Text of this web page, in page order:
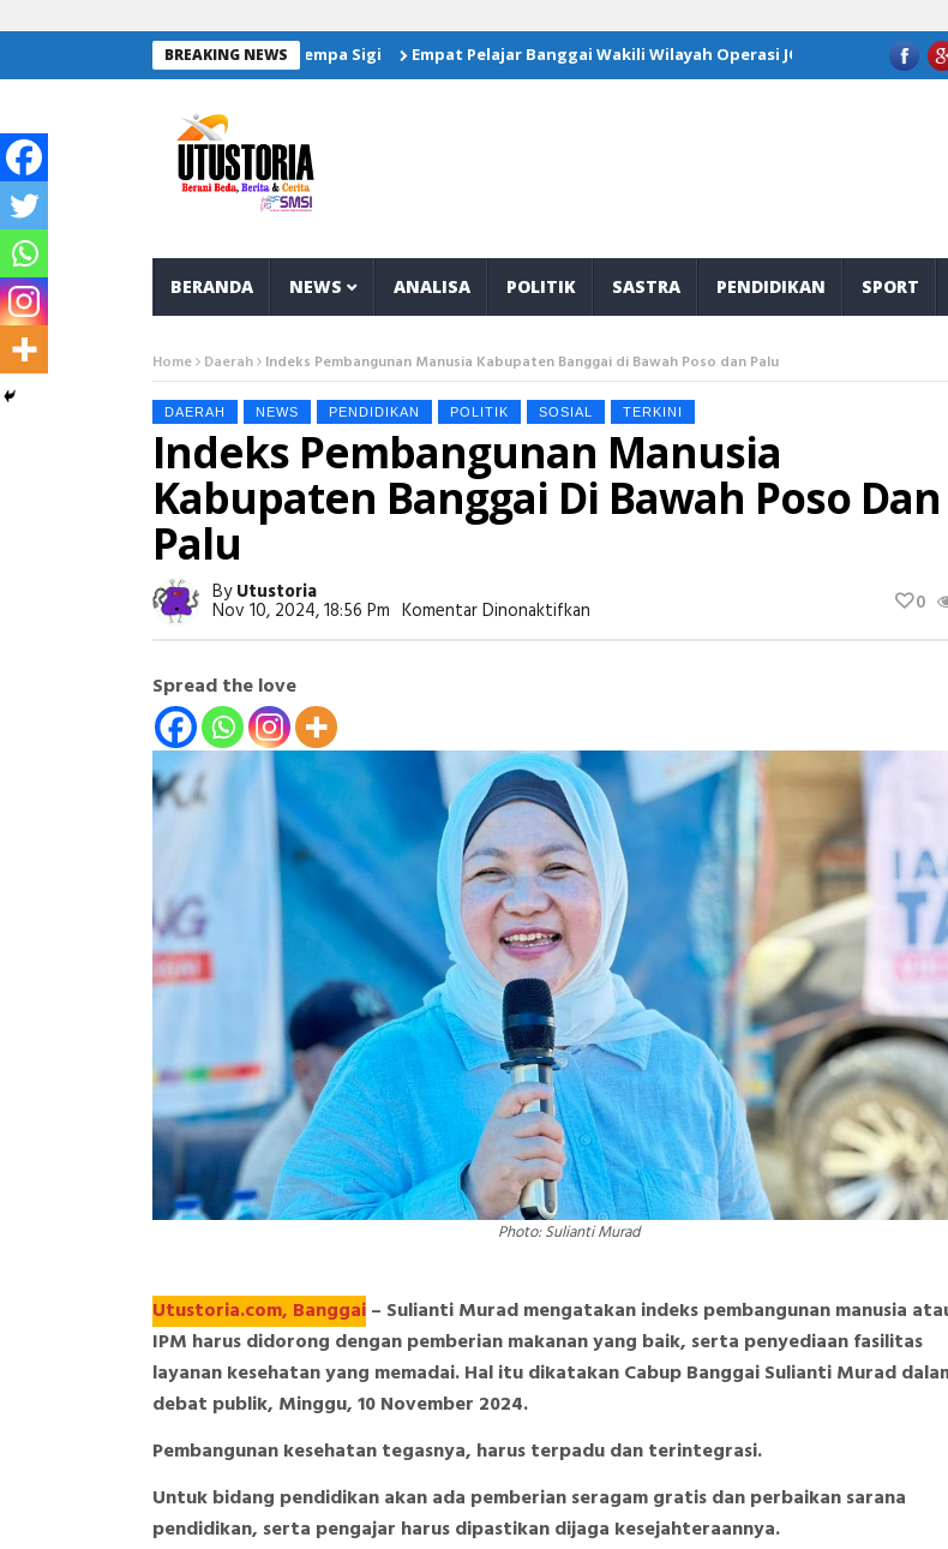
BREAKING NEWS
Bantuan Untuk Korban Gempa Sigi Empat Pelajar Banggai Wakili Wilayah Operasi JOB Tomori di Program
BERANDA NEWS ANALISA POLITIK SASTRA PENDIDIKAN SPORT
Home Daerah Indeks Pembangunan Manusia Kabupaten Banggai di Bawah Poso dan Palu
DAERAH NEWS PENDIDIKAN POLITIK SOSIAL TERKINI
Indeks Pembangunan Manusia
Kabupaten Banggai Di Bawah Poso Dan
Palu
ByUtustoria
Nov 10, 2024, 18:56 Pm Komentar Dinonaktifkan
Pembangunan
Bawah
Poso
Dan
Palu
0
Spread the love
Photo: Sulianti Murad
Utustoria.com, Banggai– Sulianti Murad mengatakan indeks pembangunan manusia
IPM harus didorong dengan pemberian makanan yang baik, serta penyediaan fasilitas
layanan kesehatan yang memadai. Hal itu dikatakan Cabup Banggai Sulianti Murad
debat publik, Minggu, 10 November 2024.
Pembangunan kesehatan tegasnya, harus terpadu dan terintegrasi.
Untuk bidang pendidikan akan ada pemberian seragam gratis dan perbaikan sarana
pendidikan, serta pengajar harus dipastikan dijaga kesejahteraannya.